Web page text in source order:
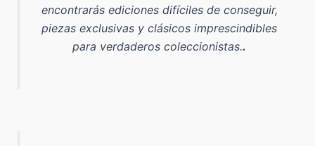
encontrarás ediciones difíciles de conseguir,
piezas exclusivas y clásicos imprescindibles
para verdaderos coleccionistas..